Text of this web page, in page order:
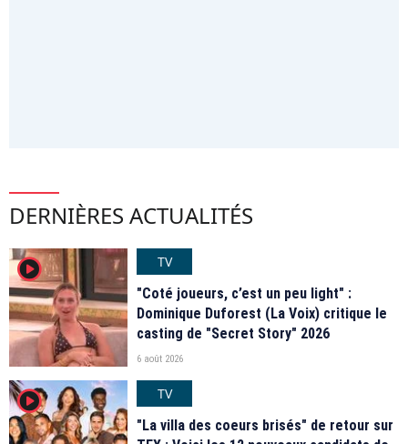
DERNIÈRES ACTUALITÉS
player2
TV
"Coté joueurs, c’est un peu light" :
Dominique Duforest (La Voix) critique le
casting de "Secret Story" 2026
6 août 2026
player2
TV
"La villa des coeurs brisés" de retour sur